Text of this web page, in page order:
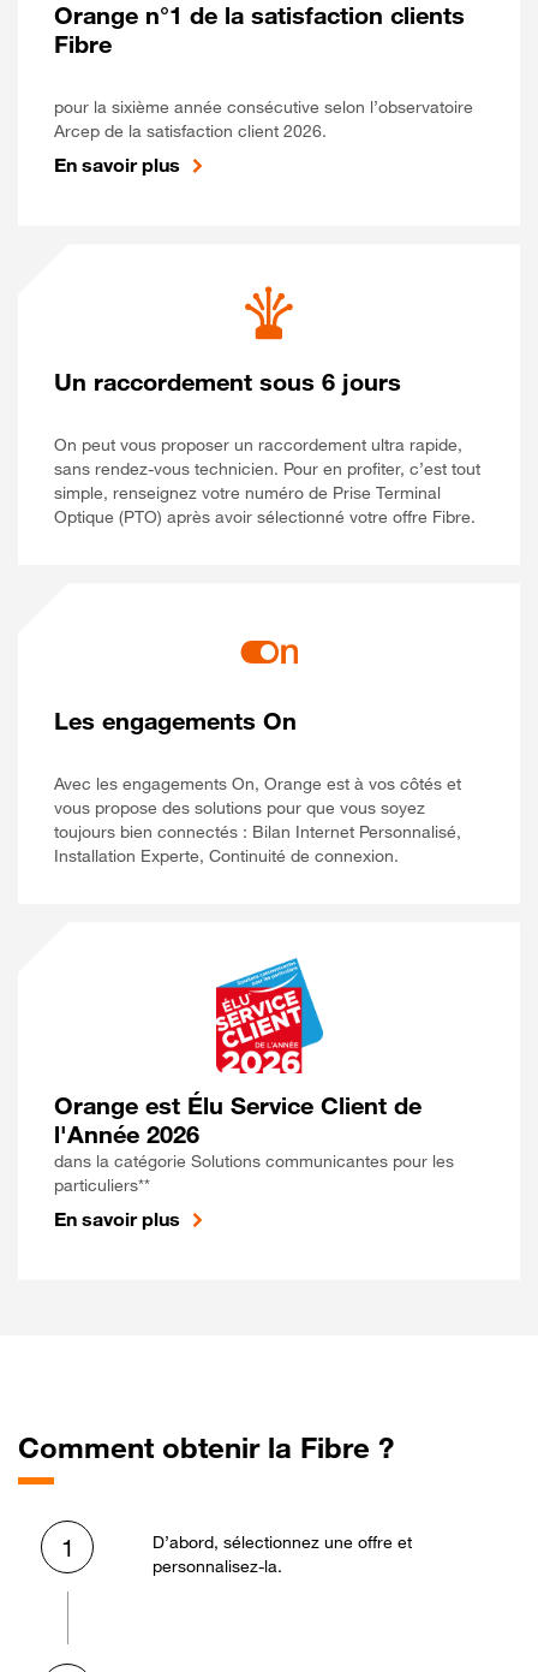
Orange n°1 de la satisfaction clients
Fibre
pour la sixième année consécutive selon l’observatoire
Arcep de la satisfaction client 2026.
En savoir plus
Un raccordement sous 6 jours
On peut vous proposer un raccordement ultra rapide,
sans rendez-vous technicien. Pour en profiter, c’est tout
simple, renseignez votre numéro de Prise Terminal
Optique (PTO) après avoir sélectionné votre offre Fibre.
Les engagements On
Avec les engagements On, Orange est à vos côtés et
vous propose des solutions pour que vous soyez
toujours bien connectés : Bilan Internet Personnalisé,
Installation Experte, Continuité de connexion.
Orange est Élu Service Client de
l'Année 2026
dans la catégorie Solutions communicantes pour les
particuliers**
En savoir plus
Comment obtenir la Fibre ?
1
D’abord, sélectionnez une offre et
personnalisez-la.